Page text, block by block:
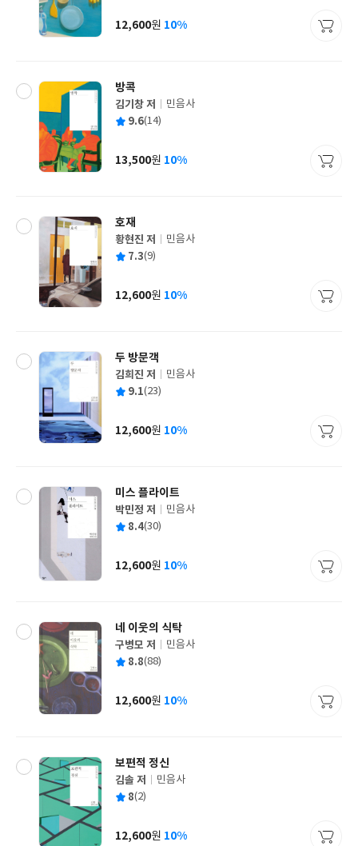
사
가
12,600원 10%
방콕
글
쓴
김기창 저
출
사
민음사
평 9.6(14)
가
13,500원 10%
호재
글
쓴
황현진 저
출
사
민음사
평 7.3(9)
가
12,600원 10%
두 방문객
글
쓴
김희진 저
출
사
민음사
평 9.1(23)
가
12,600원 10%
미스 플라이트
글
쓴
박민정 저
출
사
민음사
평 8.4(30)
가
12,600원 10%
네 이웃의 식탁
글
쓴
구병모 저
출
사
민음사
평 8.8(88)
가
12,600원 10%
보편적 정신
글
쓴
김솔 저
출
사
민음사
평 8(2)
12,600원 10%